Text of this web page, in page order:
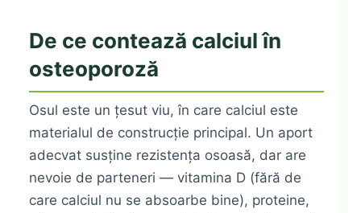
De ce contează calciul în
osteoporoză
Osul este un țesut viu, în care calciul este
materialul de construcție principal. Un aport
adecvat susține rezistența osoasă, dar are
nevoie de parteneri — vitamina D (fără de
care calciul nu se absoarbe bine), proteine,